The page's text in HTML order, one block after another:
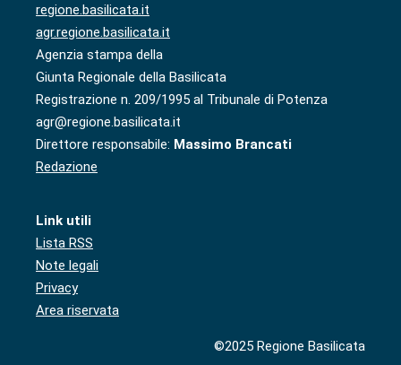
regione.basilicata.it
agr.regione.basilicata.it
Agenzia stampa della
Giunta Regionale della Basilicata
Registrazione n. 209/1995 al Tribunale di Potenza
agr@regione.basilicata.it
Direttore responsabile: Massimo Brancati
Redazione
Link utili
Lista RSS
Note legali
Privacy
Area riservata
©2025 Regione Basilicata